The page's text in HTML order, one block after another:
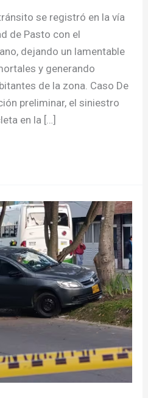
se registró en la vía
de Pasto con el
dejando un lamentable
y generando
de la zona. Caso De
preliminar, el siniestro
en la […]